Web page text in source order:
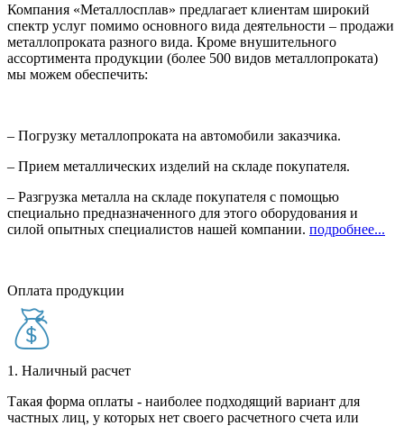
Компания «Металлосплав» предлагает клиентам широкий
спектр услуг помимо основного вида деятельности – продажи
металлопроката разного вида. Кроме внушительного
ассортимента продукции (более 500 видов металлопроката)
мы можем обеспечить:
– Погрузку металлопроката на автомобили заказчика.
– Прием металлических изделий на складе покупателя.
– Разгрузка металла на складе покупателя с помощью
специально предназначенного для этого оборудования и
силой опытных специалистов нашей компании. подробнее...
Оплата продукции
1. Наличный расчет
Такая форма оплаты - наиболее подходящий вариант для
частных лиц, у которых нет своего расчетного счета или